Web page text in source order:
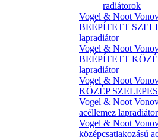
radiátorok
Vogel & Noot
BEÉPÍTETT
lapradiátor
Vogel & Noot
BEÉPÍTETT
lapradiátor
Vogel & Noot
KÖZÉP
Vogel & Noot
acéllemez lapradiátor
Vogel & Noot
középcsatlakozású